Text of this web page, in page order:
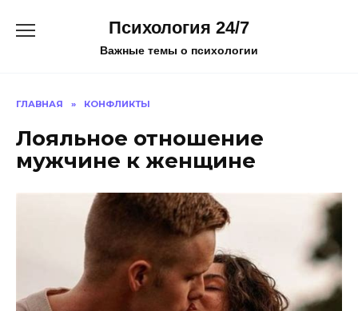
Психология 24/7
Важные темы о психологии
ГЛАВНАЯ » КОНФЛИКТЫ
Лояльное отношение
мужчине к женщине